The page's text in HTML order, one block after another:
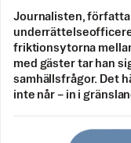
Journalisten,
friktionsytorna
med gäster tar han
samhällsfrågor. Det
inte når – in i